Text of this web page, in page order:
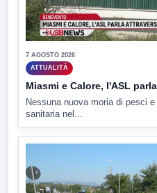
7 AGOSTO 2026
ATTUALITÀ
Miasmi e Calore, l'ASL
Nessuna nuova moria di pesci
sanitaria nel...